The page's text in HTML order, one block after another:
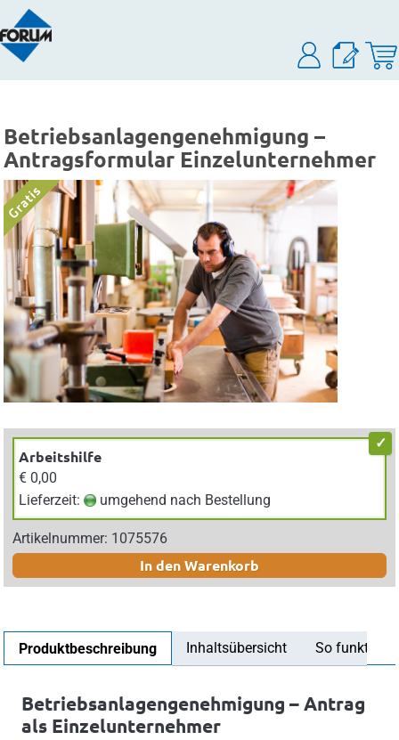
Betriebsanlagengenehmigung –
Antragsformular Einzelunternehmer
Arbeitshilfe
€ 0,00
Lieferzeit:
umgehend nach Bestellung
Artikelnummer: 1075576
In den Warenkorb
Produktbeschreibung Inhaltsübersicht So
Betriebsanlagengenehmigung – Antrag
als Einzelunternehmer